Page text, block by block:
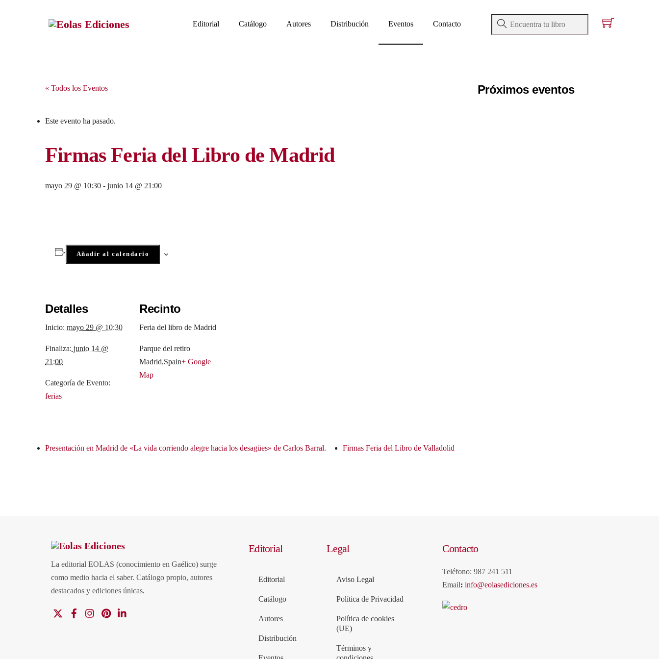
Editorial Catálogo Autores Distribución Eventos Contacto
« Todos los Eventos
Este evento ha pasado.
Firmas Feria del Libro de Madrid
mayo 29 @ 10:30 - junio 14 @ 21:00
Añadir al calendario
Detalles
Inicio: mayo 29 @ 10:30
Finaliza: junio 14 @
21:00
Categoría de Evento:
ferias
Recinto
Feria del libro de Madrid
Parque del retiro
Madrid,Spain+ Google
Map
Presentación en Madrid de «La vida corriendo alegre hacia los desagües» de Carlos Barral. Firmas Feria del Libro de Valladolid
Próximos eventos
La editorial EOLAS (conocimiento en Gaélico) surge
como medio hacia el saber. Catálogo propio, autores
destacados y ediciones únicas.
FacebookInstagramPinterest
Editorial
Editorial
Catálogo
Autores
Distribución
Legal
Aviso Legal
Política de Privacidad
Política de cookies
(UE)
Términos y
Contacto
Teléfono: 987 241 511
Email: info@eolasediciones.es